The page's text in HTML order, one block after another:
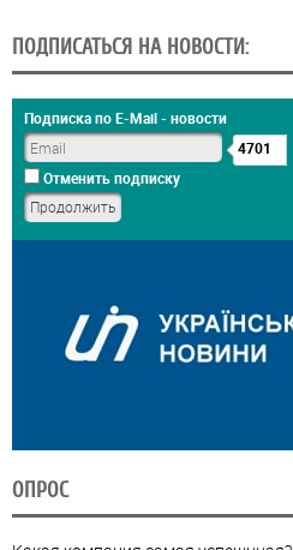
ПОДПИСАТЬСЯ НА НОВОСТИ:
Подписка по E-Mail - новости
4701
Отменить подписку
ОПРОС